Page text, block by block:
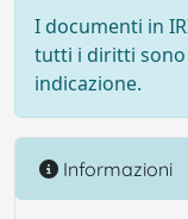
I documenti in
tutti i diritti sono
indicazione.
Informazioni